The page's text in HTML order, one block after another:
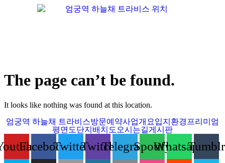
The page can’t be found.
It looks like nothing was found at this location.
엄궁역 하늘채 트라비스방문예약사업개요입지환경 프리미엄
평면도단지배치도 오시는길게시판
FacebookTwitterTwitchTelegramSpotifyWhatsappTumblr